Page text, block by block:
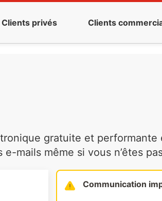
Clients privés Clients
gratuite et
mails même si vous n’êtes
Communication